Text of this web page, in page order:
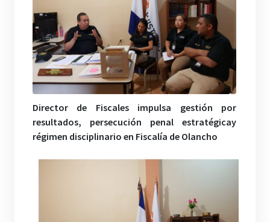
Director de Fiscales impulsa gestión por
resultados, persecución penal estratégicay
régimen disciplinario en Fiscalía de Olancho